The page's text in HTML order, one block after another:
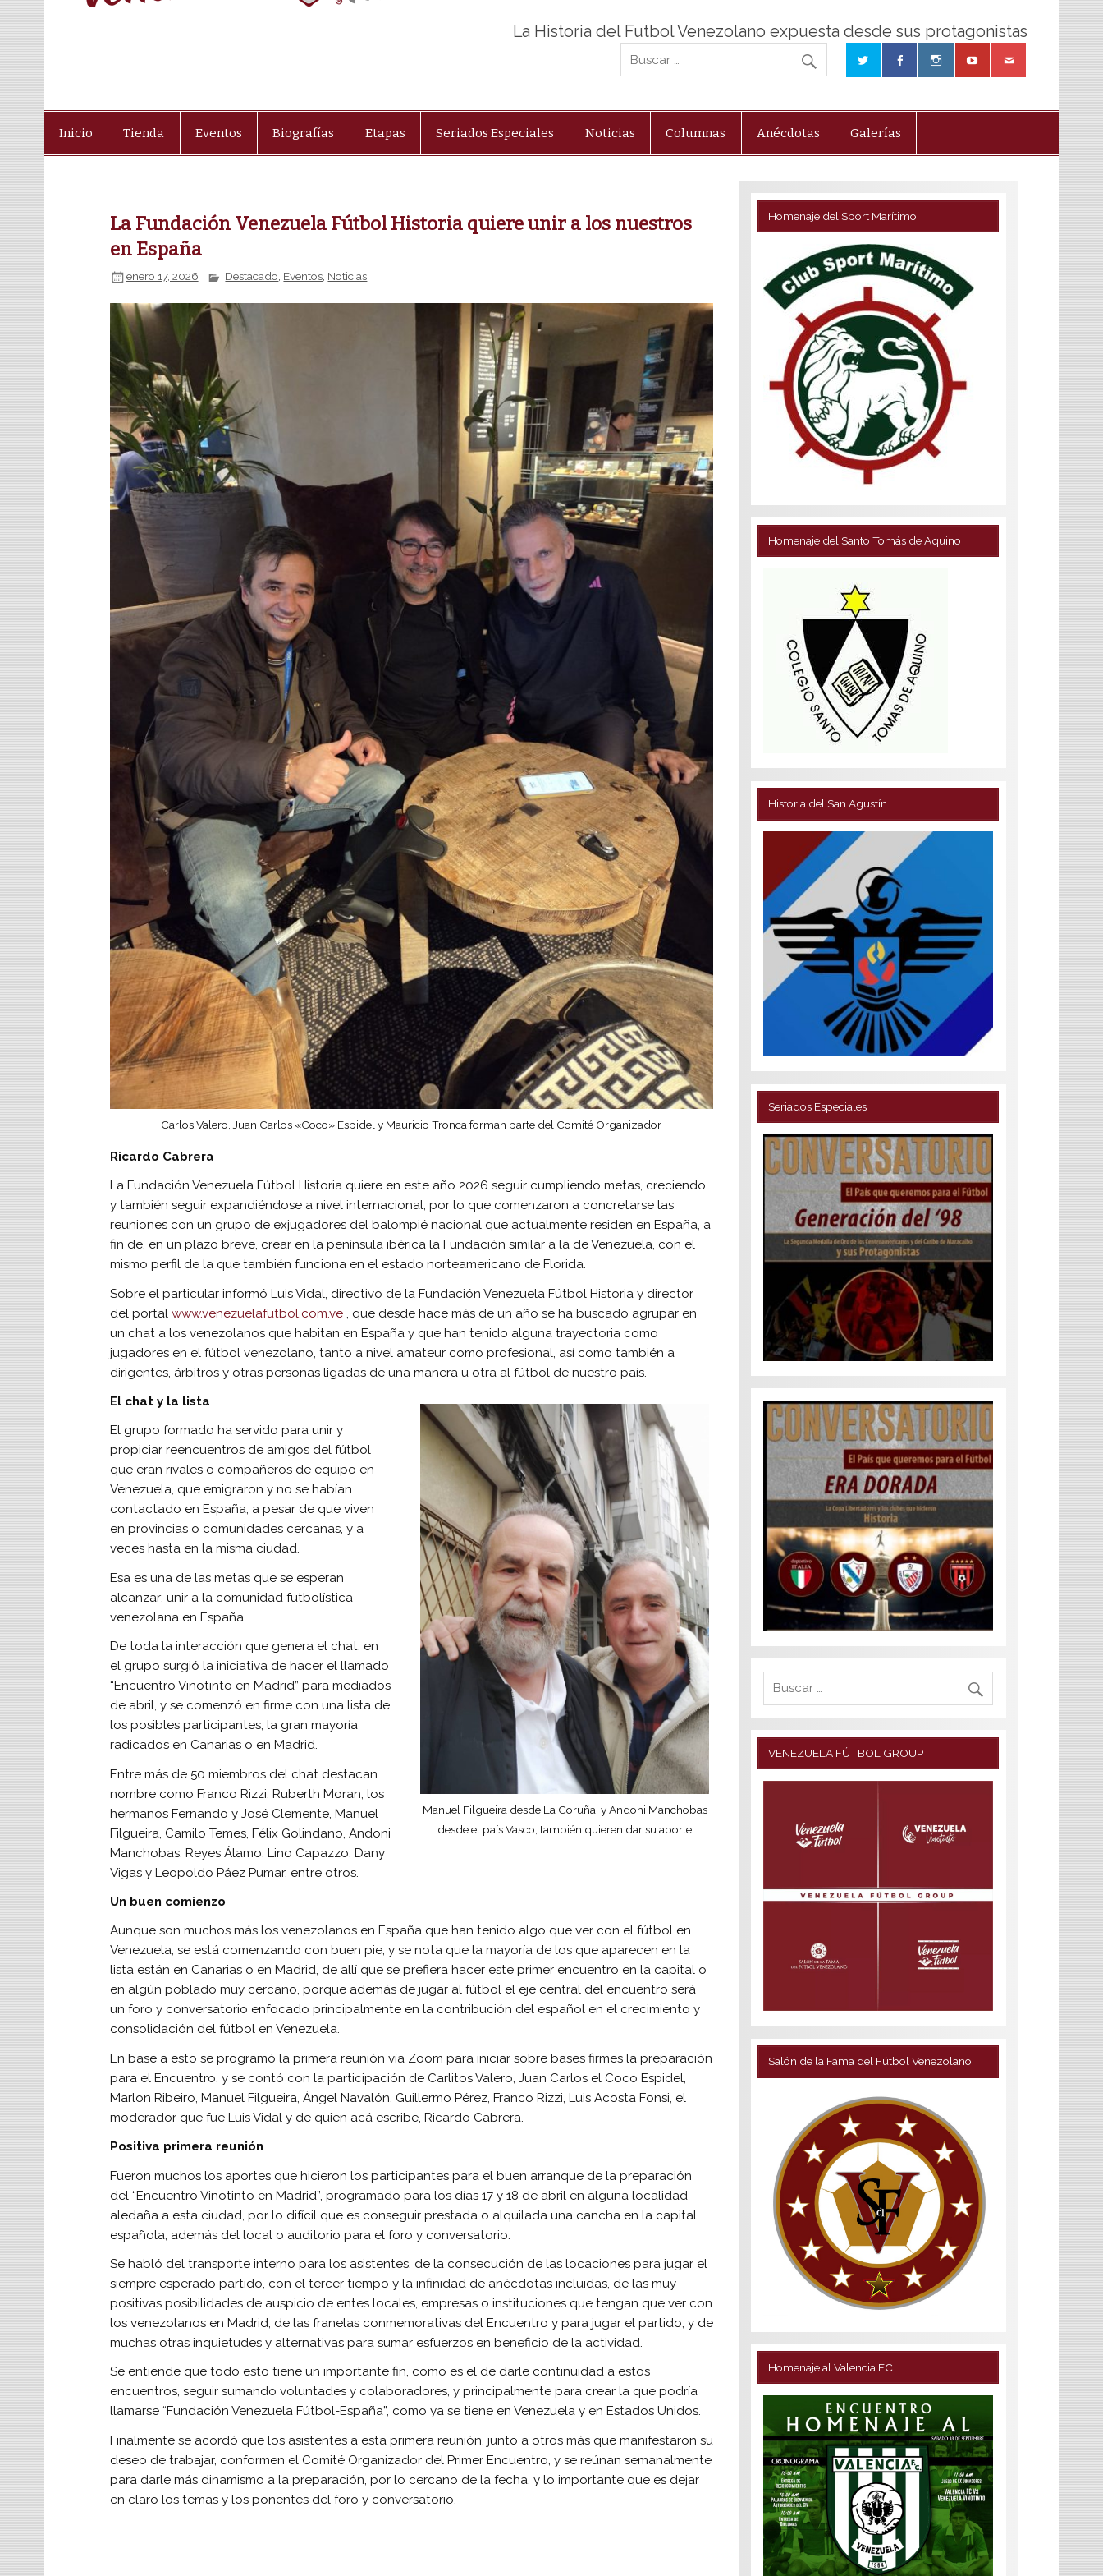
La Historia del Futbol Venezolano expuesta desde sus protagonistas
Inicio Tienda Eventos Biografías Etapas Seriados Especiales Noticias Columnas Anécdotas Galerías
La Fundación Venezuela Fútbol Historia quiere unir a los nuestros
en España
enero 17, 2026 Destacado, Eventos, Noticias
Carlos Valero, Juan Carlos «Coco» Espidel y Mauricio Tronca forman parte del Comité Organizador
Ricardo Cabrera
La Fundación Venezuela Fútbol Historia quiere en este año 2026 seguir cumpliendo metas, creciendo
y también seguir expandiéndose a nivel internacional, por lo que comenzaron a concretarse las
reuniones con un grupo de exjugadores del balompié nacional que actualmente residen en España, a
fin de, en un plazo breve, crear en la península ibérica la Fundación similar a la de Venezuela, con el
mismo perfil de la que también funciona en el estado norteamericano de Florida.
Sobre el particular informó Luis Vidal, directivo de la Fundación Venezuela Fútbol Historia y director
del portal www.venezuelafutbol.com.ve, que desde hace más de un año se ha buscado agrupar en
un chat a los venezolanos que habitan en España y que han tenido alguna trayectoria como
jugadores en el fútbol venezolano, tanto a nivel amateur como profesional, así como también a
dirigentes, árbitros y otras personas ligadas de una manera u otra al fútbol de nuestro país.
Manuel Filgueira desde La Coruña, y Andoni Manchobas
desde el país Vasco, también quieren dar su aporte
El chat y la lista
El grupo formado ha servido para unir y
propiciar reencuentros de amigos del fútbol
que eran rivales o compañeros de equipo en
Venezuela, que emigraron y no se habían
contactado en España, a pesar de que viven
en provincias o comunidades cercanas, y a
veces hasta en la misma ciudad.
Esa es una de las metas que se esperan
alcanzar: unir a la comunidad futbolística
venezolana en España.
De toda la interacción que genera el chat, en
el grupo surgió la iniciativa de hacer el llamado
“Encuentro Vinotinto en Madrid” para mediados
de abril, y se comenzó en firme con una lista de
los posibles participantes, la gran mayoría
radicados en Canarias o en Madrid.
Entre más de 50 miembros del chat destacan
nombre como Franco Rizzi, Ruberth Moran, los
hermanos Fernando y José Clemente, Manuel
Filgueira, Camilo Temes, Félix Golindano, Andoni
Manchobas, Reyes Álamo, Lino Capazzo, Dany
Vigas y Leopoldo Páez Pumar, entre otros.
Un buen comienzo
Aunque son muchos más los venezolanos en España que han tenido algo que ver con el fútbol en
Venezuela, se está comenzando con buen pie, y se nota que la mayoría de los que aparecen en la
lista están en Canarias o en Madrid, de allí que se prefiera hacer este primer encuentro en la capital o
en algún poblado muy cercano, porque además de jugar al fútbol el eje central del encuentro será
un foro y conversatorio enfocado principalmente en la contribución del español en el crecimiento y
consolidación del fútbol en Venezuela.
En base a esto se programó la primera reunión vía Zoom para iniciar sobre bases firmes la preparación
para el Encuentro, y se contó con la participación de Carlitos Valero, Juan Carlos el Coco Espidel,
Marlon Ribeiro, Manuel Filgueira, Ángel Navalón, Guillermo Pérez, Franco Rizzi, Luis Acosta Fonsi, el
moderador que fue Luis Vidal y de quien acá escribe, Ricardo Cabrera.
Positiva primera reunión
Fueron muchos los aportes que hicieron los participantes para el buen arranque de la preparación
del “Encuentro Vinotinto en Madrid”, programado para los días 17 y 18 de abril en alguna localidad
aledaña a esta ciudad, por lo difícil que es conseguir prestada o alquilada una cancha en la capital
española, además del local o auditorio para el foro y conversatorio.
Se habló del transporte interno para los asistentes, de la consecución de las locaciones para jugar el
siempre esperado partido, con el tercer tiempo y la infinidad de anécdotas incluidas, de las muy
positivas posibilidades de auspicio de entes locales, empresas o instituciones que tengan que ver con
los venezolanos en Madrid, de las franelas conmemorativas del Encuentro y para jugar el partido, y de
muchas otras inquietudes y alternativas para sumar esfuerzos en beneficio de la actividad.
Se entiende que todo esto tiene un importante fin, como es el de darle continuidad a estos
encuentros, seguir sumando voluntades y colaboradores, y principalmente para crear la que podría
llamarse “Fundación Venezuela Fútbol-España”, como ya se tiene en Venezuela y en Estados Unidos.
Finalmente se acordó que los asistentes a esta primera reunión, junto a otros más que manifestaron su
deseo de trabajar, conformen el Comité Organizador del Primer Encuentro, y se reúnan semanalmente
para darle más dinamismo a la preparación, por lo cercano de la fecha, y lo importante que es dejar
en claro los temas y los ponentes del foro y conversatorio.
Homenaje del Sport Marítimo
Homenaje del Santo Tomás de Aquino
Historia del San Agustín
Seriados Especiales
VENEZUELA FÚTBOL GROUP
Salón de la Fama del Fútbol Venezolano
Homenaje al Valencia FC